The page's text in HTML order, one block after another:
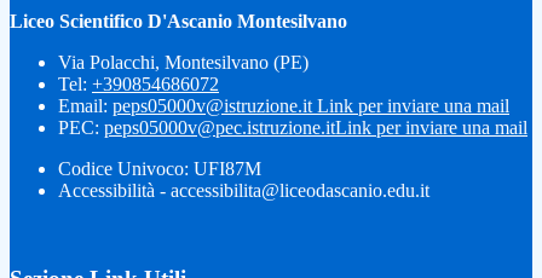
Liceo Scientifico D'Ascanio Montesilvano
Via Polacchi, Montesilvano (PE)
Tel: +390854686072
Email: peps05000v@istruzione.it Link per inviare una mail
PEC: peps05000v@pec.istruzione.itLink per inviare una mail
Codice Univoco: UFI87M
Accessibilità - accessibilita@liceodascanio.edu.it